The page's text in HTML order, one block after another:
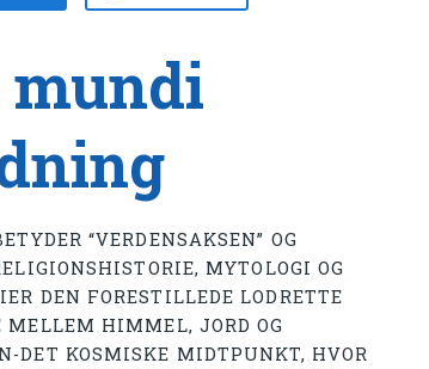
“VERDENSAKSEN” OG
MYTOLOGI OG
DEN FORESTILLEDE LODRETTE
MELLEM HIMMEL, JORD OG
DET KOSMISKE MIDTPUNKT, HVOR